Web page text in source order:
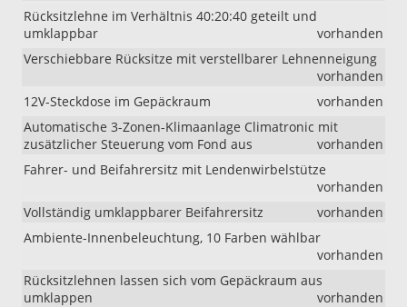
Rücksitzlehne im Verhältnis 40:20:40 geteilt und
umklappbar
vorhanden
Verschiebbare Rücksitze mit verstellbarer Lehnenneigung
vorhanden
12V-Steckdose im Gepäckraum
vorhanden
Automatische 3-Zonen-Klimaanlage Climatronic mit
zusätzlicher Steuerung vom Fond aus
vorhanden
Fahrer- und Beifahrersitz mit Lendenwirbelstütze
vorhanden
Vollständig umklappbarer Beifahrersitz
vorhanden
Ambiente-Innenbeleuchtung, 10 Farben wählbar
vorhanden
Rücksitzlehnen lassen sich vom Gepäckraum aus
umklappen
vorhanden